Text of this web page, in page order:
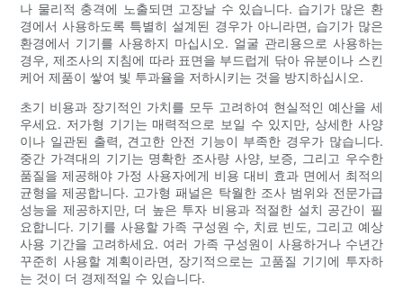
나 물리적 충격에 노출되면 고장날 수 있습니다. 습기가 많은 환
경에서 사용하도록 특별히 설계된 경우가 아니라면, 습기가 많은
환경에서 기기를 사용하지 마십시오. 얼굴 관리용으로 사용하는
경우, 제조사의 지침에 따라 표면을 부드럽게 닦아 유분이나 스킨
케어 제품이 쌓여 빛 투과율을 저하시키는 것을 방지하십시오.
초기 비용과 장기적인 가치를 모두 고려하여 현실적인 예산을 세
우세요. 저가형 기기는 매력적으로 보일 수 있지만, 상세한 사양
이나 일관된 출력, 견고한 안전 기능이 부족한 경우가 많습니다.
중간 가격대의 기기는 명확한 조사량 사양, 보증, 그리고 우수한
품질을 제공해야 가정 사용자에게 비용 대비 효과 면에서 최적의
균형을 제공합니다. 고가형 패널은 탁월한 조사 범위와 전문가급
성능을 제공하지만, 더 높은 투자 비용과 적절한 설치 공간이 필
요합니다. 기기를 사용할 가족 구성원 수, 치료 빈도, 그리고 예상
사용 기간을 고려하세요. 여러 가족 구성원이 사용하거나 수년간
꾸준히 사용할 계획이라면, 장기적으로는 고품질 기기에 투자하
는 것이 더 경제적일 수 있습니다.